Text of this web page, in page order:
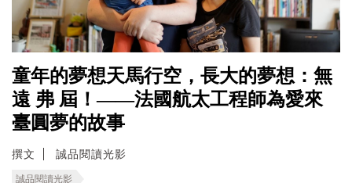
童年的夢想天馬行空，長大的夢想：無
遠 弗 屆！——法國航太工程師為愛來
臺圓夢的故事
撰文 誠品閱讀光影
誠品閱讀光影